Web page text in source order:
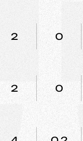
2 0
2 0